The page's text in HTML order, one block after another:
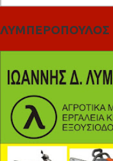
ΛΥΜΠΕΡΟΠΟΥΛΟΣ